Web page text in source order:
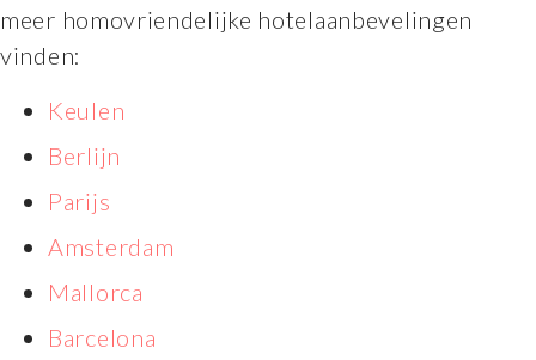
meer homovriendelijke hotelaanbevelingen
vinden:
Keulen
Berlijn
Parijs
Amsterdam
Mallorca
Barcelona